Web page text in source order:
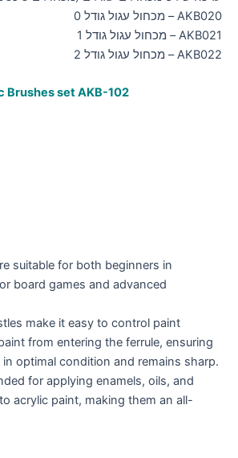
AKB020 – מכחול עגול גודל 0
AKB021 – מכחול עגול גודל 1
AKB022 – מכחול עגול גודל 2
Brushes setAKB-102
suitable for both beginners in
board games and advanced
make it easy to control paint
from entering the ferrule, ensuring
optimal condition and remains sharp.
for applying enamels, oils, and
acrylic paint, making them an all-